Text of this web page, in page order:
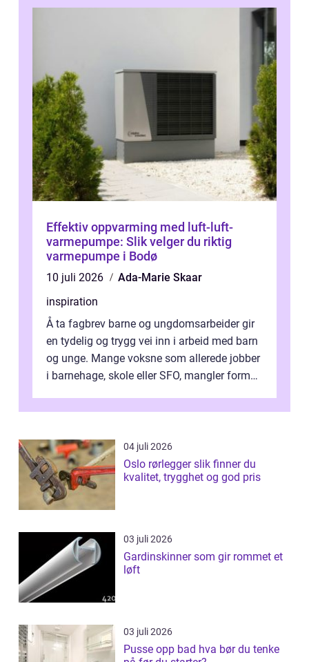
Effektiv oppvarming med luft-luft-
varmepumpe: Slik velger du riktig
varmepumpe i Bodø
10 juli 2026
Ada-Marie Skaar
inspiration
Å ta fagbrev barne og ungdomsarbeider gir
en tydelig og trygg vei inn i arbeid med barn
og unge. Mange voksne som allerede jobber
i barnehage, skole eller SFO, mangler formell
04 juli 2026
Oslo rørlegger slik finner du
kvalitet, trygghet og god pris
03 juli 2026
Gardinskinner som gir rommet et
løft
03 juli 2026
Pusse opp bad hva bør du tenke